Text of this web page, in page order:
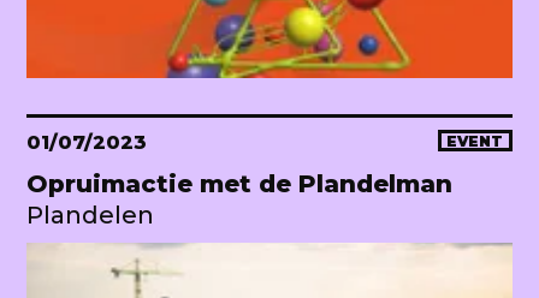
01/07/2023 EVENT
Opruimactie met de Plandelman
Plandelen